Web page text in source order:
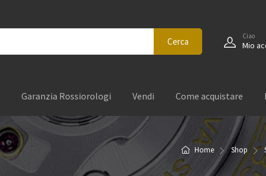
Cerca Ciao
Mio
Garanzia Rossiorologi Vendi Come acquistare
Home Shop